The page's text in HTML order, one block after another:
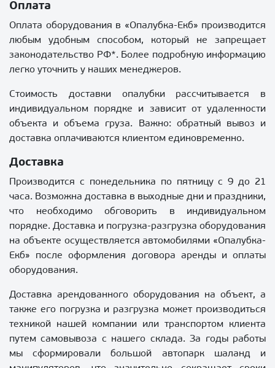
Оплата
Оплата оборудования в «Опалубка-Екб» производится
любым удобным способом, который не запрещает
законодательство РФ*. Более подробную информацию
легко уточнить у наших менеджеров.
Стоимость доставки опалубки рассчитывается в
индивидуальном порядке и зависит от удаленности
объекта и объема груза. Важно: обратный вывоз и
доставка оплачиваются клиентом единовременно.
Доставка
Производится с понедельника по пятницу с 9 до 21
часа. Возможна доставка в выходные дни и праздники,
что необходимо обговорить в индивидуальном
порядке. Доставка и погрузка-разгрузка оборудования
на объекте осуществляется автомобилями «Опалубка-
Екб» после оформления договора аренды и оплаты
оборудования.
Доставка арендованного оборудования на объект, а
также его погрузка и разгрузка может производиться
техникой нашей компании или транспортом клиента
путем самовывоза с нашего склада. За годы работы
мы сформировали большой автопарк шаланд и